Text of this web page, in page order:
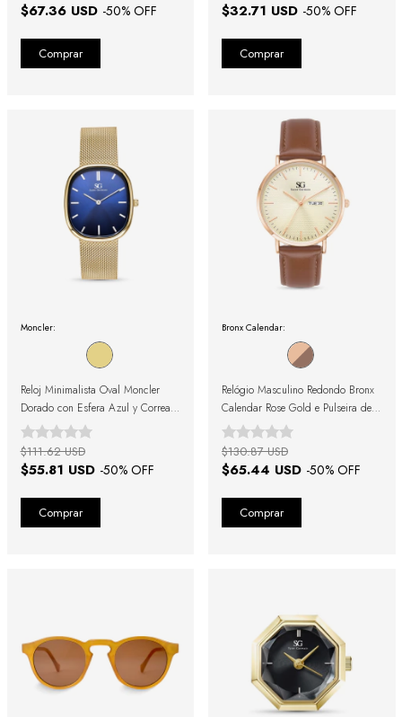
$67.36 USD -50% OFF $32.71 USD -50% OFF
Moncler:
Reloj Minimalista Oval Moncler
Dorado con Esfera Azul y Correa
de Acero Dorada
$55.81 USD -50% OFF
$111.62 USD
Bronx Calendar:
Relógio Masculino Redondo Bronx
Calendar Rose Gold e Pulseira de
Couro Marrom
$65.44 USD -50% OFF
$130.87 USD